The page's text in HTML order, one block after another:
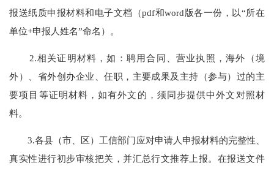
报送纸质申报材料和电子文档（pdf和word版各一份，以“所在
单位+申报人姓名”命名）。
2.相关证明材料，如：聘用合同、营业执照，海外（境
外）、省外创办企业、任职，主要成果及主持（参与）过的主
要项目等证明材料，如有外文的，须同步提供中外文对照材
料。
3.各县（市、区）工信部门应对申请人申报材料的完整性、
真实性进行初步审核把关，并汇总行文推荐上报。在报送文件